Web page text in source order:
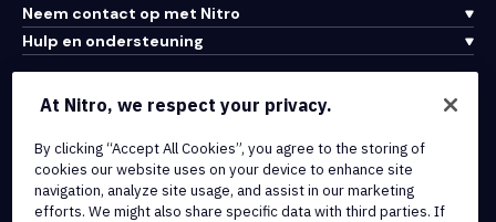
Neem contact op met Nitro
Hulp en ondersteuning
Integraties en API-connectiviteit
Cookiebeleid
Copyrightbeleid
Alle voorwaarden en beleidsmaatregelen
At Nitro, we respect your privacy.
By clicking “Accept All Cookies”, you agree to the storing of
cookies our website uses on your device to enhance site
navigation, analyze site usage, and assist in our marketing
efforts. We might also share specific data with third parties. If